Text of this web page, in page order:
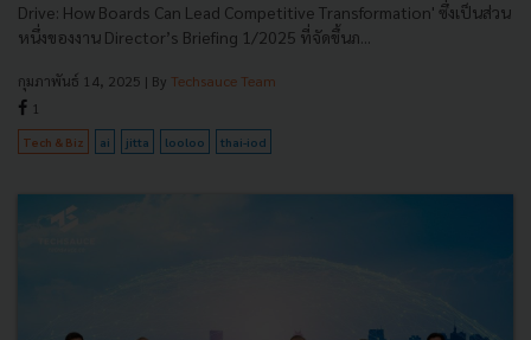
Drive: How Boards Can Lead Competitive Transformation' ซึ่งเป็นส่วน
หนึ่งของงาน Director’s Briefing 1/2025 ที่จัดขึ้นภ...
กุมภาพันธ์ 14, 2025 | By Techsauce Team
1
Tech & Biz ai jitta looloo thai-iod